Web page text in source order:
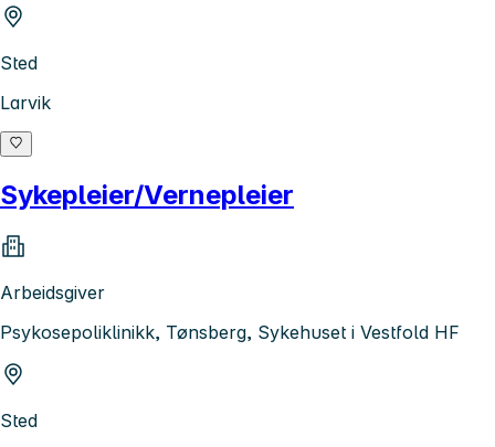
Sted
Larvik
Sykepleier/Vernepleier
Arbeidsgiver
Psykosepoliklinikk, Tønsberg, Sykehuset i Vestfold HF
Sted